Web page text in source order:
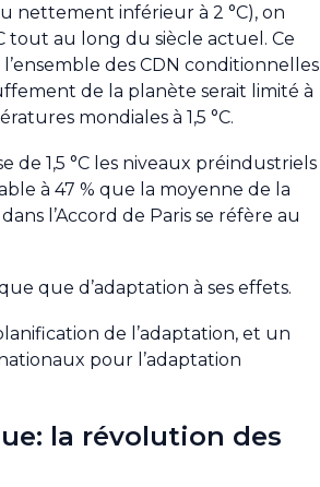
nettement inférieur à 2 °C), on
tout au long du siècle actuel. Ce
des CDN conditionnelles
de la planète serait limité à
mondiales à 1,5 °C.
1,5 °C les niveaux préindustriels
à 47 % que la moyenne de la
l’Accord de Paris se réfère au
que d’adaptation à ses effets.
de l’adaptation, et un
pour l’adaptation
la révolution des